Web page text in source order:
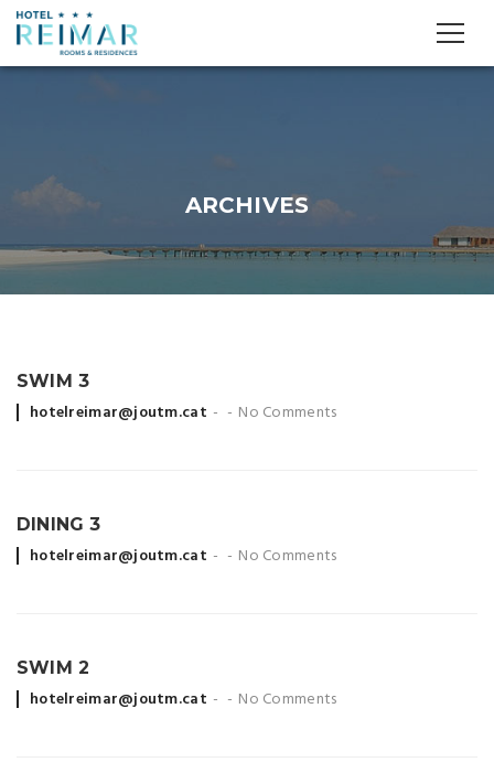
ARCHIVES
SWIM 3
Posted
hotelreimar@joutm.cat No Comments
DINING 3
Posted
hotelreimar@joutm.cat No Comments
SWIM 2
Posted
hotelreimar@joutm.cat No Comments